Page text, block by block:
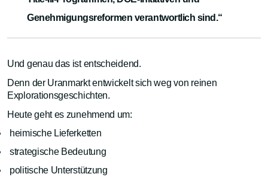
Genehmigungsreformen verantwortlich sind.“
Und genau das ist entscheidend.
Denn der Uranmarkt entwickelt sich weg von reinen
Explorationsgeschichten.
Heute geht es zunehmend um:
heimische Lieferketten
strategische Bedeutung
politische Unterstützung